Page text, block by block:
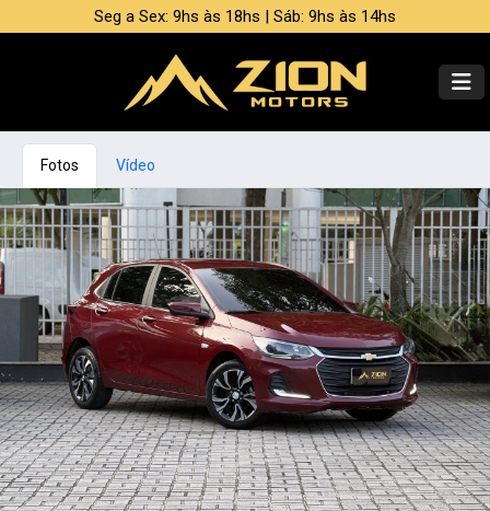
Seg a Sex: 9hs às 18hs | Sáb: 9hs às 14hs
Fotos Vídeo